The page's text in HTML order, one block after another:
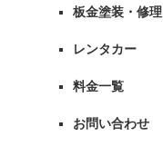
板金塗装・修理
レンタカー
料金一覧
お問い合わせ